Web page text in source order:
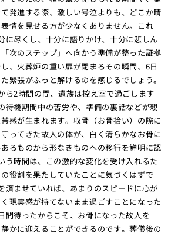
発進する際、激しい号泣よりも、どこか晴
情を見せる方が少なくありません。これ
に尽くし、十分に語りかけ、十分に悲しん
次のステップ」へ向かう準備が整った証拠
、火葬炉の重い扉が閉まるその瞬間、6日
緊張がふっと解けるのを感じるでしょう。
ら2時間の間、遺族は控え室で過ごします
待機期間中の苦労や、準備の裏話などが親
感が生まれます。収骨（お骨拾い）の際に
ってきた故人の体が、白く清らかなお骨に
るものから形なきものへの移行を鮮明に認
う時間は、この激的な変化を受け入れるた
役割を果たしていたことに気づくはずで
済ませていれば、あまりのスピードに心が
現実感が持てないまま過ごすことになった
間待ったからこそ、お骨になった故人を
静かに迎えることができるのです。葬儀後の